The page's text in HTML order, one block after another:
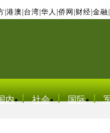
港澳 台湾 华人 侨网 财经 金融
内 社会 国际